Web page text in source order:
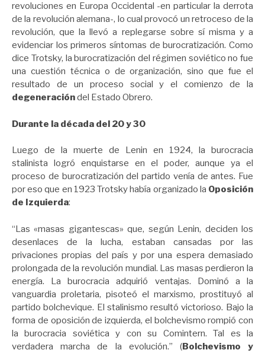
revoluciones en Europa Occidental -en particular la derrota
de la revolución alemana-, lo cual provocó un retroceso de la
revolución, que la llevó a replegarse sobre sí misma y a
evidenciar los primeros síntomas de burocratización. Como
dice Trotsky, la burocratización del régimen soviético no fue
una cuestión técnica o de organización, sino que fue el
resultado de un proceso social y el comienzo de la
degeneracióndel Estado Obrero.
Durante la década del 20 y 30
Luego de la muerte de Lenin en 1924, la burocracia
stalinista logró enquistarse en el poder, aunque ya el
proceso de burocratización del partido venía de antes. Fue
por eso que en 1923 Trotsky había organizado la Oposición
de Izquierda:
“Las «masas gigantescas» que, según Lenin, deciden los
desenlaces de la lucha, estaban cansadas por las
privaciones propias del país y por una espera demasiado
prolongada de la revolución mundial. Las masas perdieron la
energía. La burocracia adquirió ventajas. Dominó a la
vanguardia proletaria, pisoteó el marxismo, prostituyó al
partido bolchevique. El stalinismo resultó victorioso. Bajo la
forma de oposición de izquierda, el bolchevismo rompió con
la burocracia soviética y con su Comintern. Tal es la
verdadera marcha de la evolución.” (Bolchevismo y